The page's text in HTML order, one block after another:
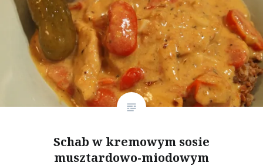
Schab w kremowym sosie
musztardowo-miodowym